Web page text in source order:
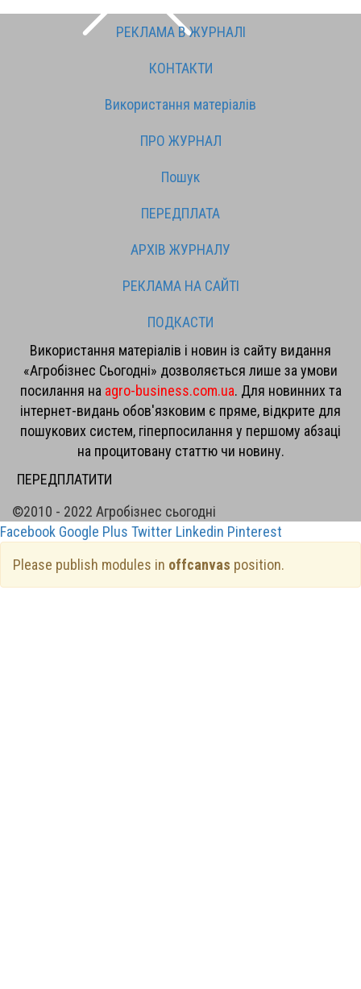
РЕКЛАМА В ЖУРНАЛІ
КОНТАКТИ
Використання матеріалів
ПРО ЖУРНАЛ
Пошук
ПЕРЕДПЛАТА
АРХІВ ЖУРНАЛУ
РЕКЛАМА НА САЙТІ
ПОДКАСТИ
Використання матеріалів і новин із сайту видання
«Агробізнес Сьогодні» дозволяється лише за умови
посилання на agro-business.com.ua. Для новинних та
інтернет-видань обов'язковим є пряме, відкрите для
пошукових систем, гіперпосилання у першому абзаці
на процитовану статтю чи новину.
ПЕРЕДПЛАТИТИ
©2010 - 2022 Агробізнес сьогодні
Facebook Google Plus Twitter Linkedin Pinterest
Please publish modules in offcanvas position.